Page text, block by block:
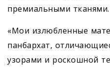
премиальными тканями.
«Мои излюбленные
панбархат,
узорами и роскошной